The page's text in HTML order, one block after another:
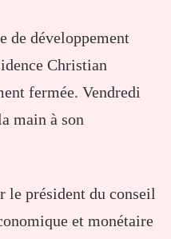
de développement
Christian
fermée. Vendredi
main à son
le président du conseil
et monétaire